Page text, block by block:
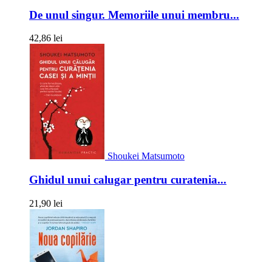
De unul singur. Memoriile unui membru...
42,86 lei
Shoukei Matsumoto
Ghidul unui calugar pentru curatenia...
21,90 lei